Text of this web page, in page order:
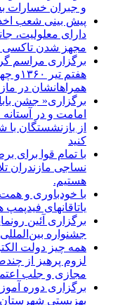
و جبران خسارات
پیش بینی شعب
دارای معلولیت،
مجهز شدن تاکسی
برگزاری مراسم
همراهانشان در
برگزاری« جشن
امامت و در
از بازنشستگان
کنید
با تمام قوا برای
نساجی مازندران
هستیم.
با خودباوری و
یاتاقانهای
برگزاری آئین
جشنواره
همه چیز دولت
لزوم پرهیز از
مجازی و جلب
برگزاری دوره
بهزیستی